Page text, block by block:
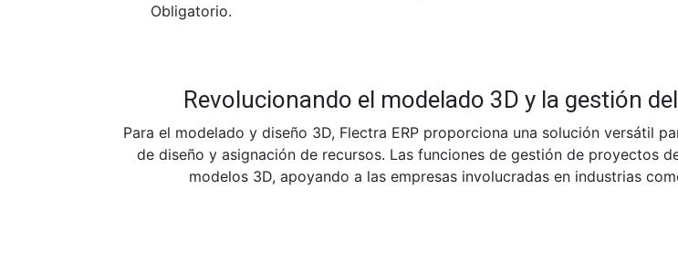
Obligatorio.
Revolucionando el modelado 3D y la gestión
Para el modelado y diseño 3D, Flectra ERP proporciona una solución versátil
de diseño y asignación de recursos. Las funciones de gestión de proyectos
modelos 3D, apoyando a las empresas involucradas en industrias